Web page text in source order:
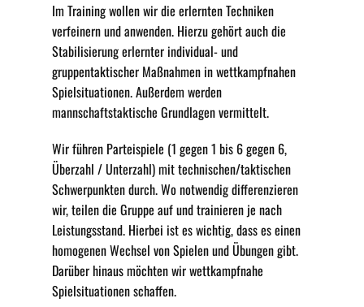
Im Training wollen wir die erlernten Techniken
verfeinern und anwenden. Hierzu gehört auch die
Stabilisierung erlernter individual- und
gruppentaktischer Maßnahmen in wettkampfnahen
Spielsituationen. Außerdem werden
mannschaftstaktische Grundlagen vermittelt.
Wir führen Parteispiele (1 gegen 1 bis 6 gegen 6,
Überzahl / Unterzahl) mit technischen/taktischen
Schwerpunkten durch. Wo notwendig differenzieren
wir, teilen die Gruppe auf und trainieren je nach
Leistungsstand. Hierbei ist es wichtig, dass es einen
homogenen Wechsel von Spielen und Übungen gibt.
Darüber hinaus möchten wir wettkampfnahe
Spielsituationen schaffen.